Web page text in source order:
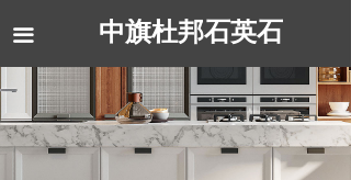
中旗杜邦石英石
끀